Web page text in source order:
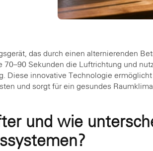
das durch einen alternierenden
Sekunden die Luftrichtung und
Diese innovative Technologie
und sorgt für ein gesundes
und wie